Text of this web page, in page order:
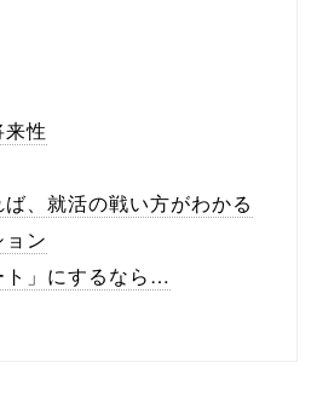
性
、就活の戦い方がわかる
ン
ト」にするなら…